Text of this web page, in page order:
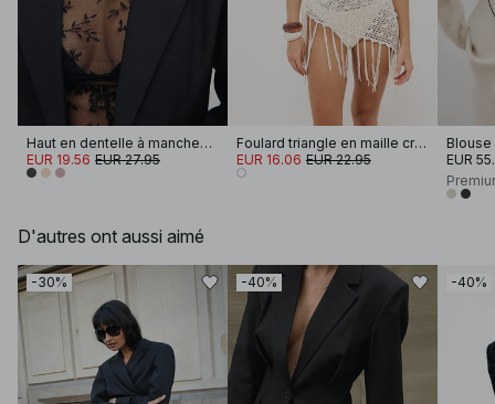
Haut en dentelle à manches longues
EUR 19.56 EUR 27.95
Foulard triangle en maille crochetée
EUR 16.06 EUR 22.95
EUR
D'autres ont aussi aimé
-30% -40% -40%